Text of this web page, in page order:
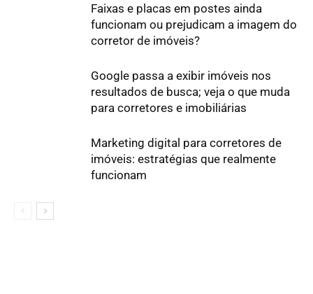
Faixas e placas em postes ainda
funcionam ou prejudicam a imagem do
corretor de imóveis?
Google passa a exibir imóveis nos
resultados de busca; veja o que muda
para corretores e imobiliárias
Marketing digital para corretores de
imóveis: estratégias que realmente
funcionam